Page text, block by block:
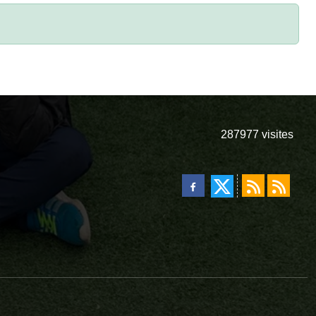
287977 visites